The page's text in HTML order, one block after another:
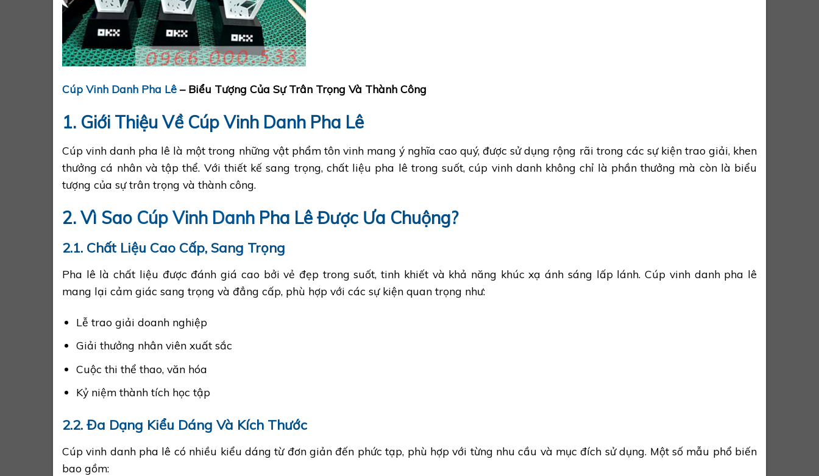
Cúp Vinh Danh Pha Lê – Biểu Tượng Của Sự Trân Trọng Và Thành Công
1. Giới Thiệu Về Cúp Vinh Danh Pha Lê
Cúp vinh danh pha lê là một trong những vật phẩm tôn vinh mang ý nghĩa cao quý, được sử dụng rộng rãi trong các sự kiện trao giải, khen
thưởng cá nhân và tập thể. Với thiết kế sang trọng, chất liệu pha lê trong suốt, cúp vinh danh không chỉ là phần thưởng mà còn là biểu
tượng của sự trân trọng và thành công.
2. Vì Sao Cúp Vinh Danh Pha Lê Được Ưa Chuộng?
2.1. Chất Liệu Cao Cấp, Sang Trọng
Pha lê là chất liệu được đánh giá cao bởi vẻ đẹp trong suốt, tinh khiết và khả năng khúc xạ ánh sáng lấp lánh. Cúp vinh danh pha lê
mang lại cảm giác sang trọng và đẳng cấp, phù hợp với các sự kiện quan trọng như:
Lễ trao giải doanh nghiệp
Giải thưởng nhân viên xuất sắc
Cuộc thi thể thao, văn hóa
Kỷ niệm thành tích học tập
2.2. Đa Dạng Kiểu Dáng Và Kích Thước
Cúp vinh danh pha lê có nhiều kiểu dáng từ đơn giản đến phức tạp, phù hợp với từng nhu cầu và mục đích sử dụng. Một số mẫu phổ biến
bao gồm: